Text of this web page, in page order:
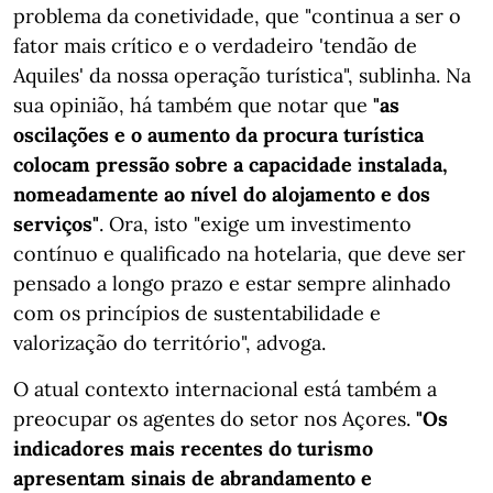
problema da conetividade, que "continua a ser o
fator mais crítico e o verdadeiro 'tendão de
Aquiles' da nossa operação turística", sublinha. Na
sua opinião, há também que notar que "as
oscilações e o aumento da procura turística
colocam pressão sobre a capacidade instalada,
nomeadamente ao nível do alojamento e dos
serviços". Ora, isto "exige um investimento
contínuo e qualificado na hotelaria, que deve ser
pensado a longo prazo e estar sempre alinhado
com os princípios de sustentabilidade e
valorização do território", advoga.
O atual contexto internacional está também a
preocupar os agentes do setor nos Açores. "Os
indicadores mais recentes do turismo
apresentam sinais de abrandamento e